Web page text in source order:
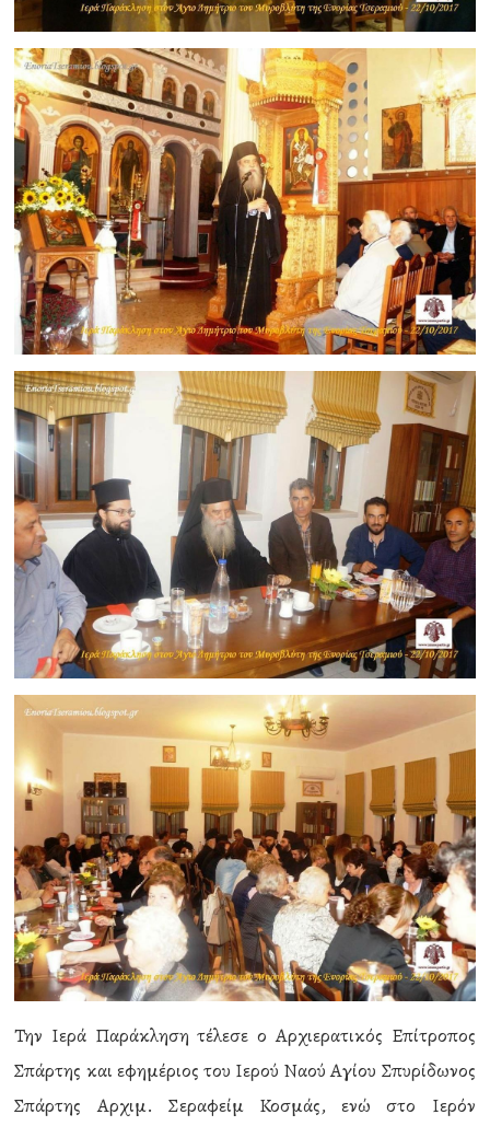
Την Ιερά Παράκληση τέλεσε ο Αρχιερατικός Επίτροπος
Σπάρτης και εφημέριος του Ιερού Ναού Αγίου Σπυρίδωνος
Σπάρτης Αρχιμ. Σεραφείμ Κοσμάς, ενώ στο Ιερόν